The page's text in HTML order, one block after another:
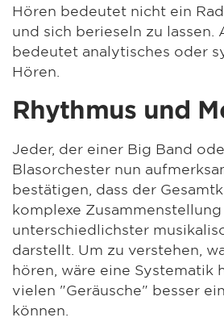
Hören bedeutet nicht ein
und sich berieseln zu lassen.
bedeutet analytisches oder
Hören.
Rhythmus und
Jeder, der einer Big Band
Blasorchester nun
bestätigen, dass der
komplexe Zusammenstellung
unterschiedlichster
darstellt. Um zu verstehen,
hören, wäre eine Systematik
vielen "Geräusche" besser
können.